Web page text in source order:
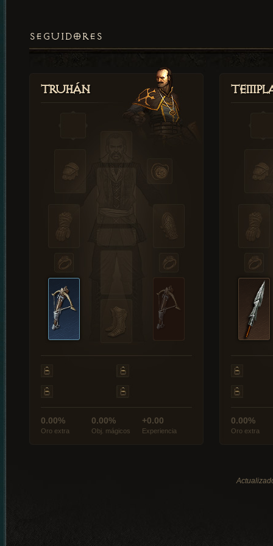
SEGUIDORES
Truhán
0.00%
Oro extra
0.00%
Obj. mágicos
+0.00
Experiencia
0.00%
Oro extra